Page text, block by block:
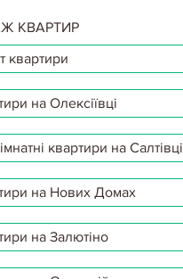
КВАРТИР
квартири
на Олексіївці
квартири на Салтівці
на Нових Домах
на Залютіно